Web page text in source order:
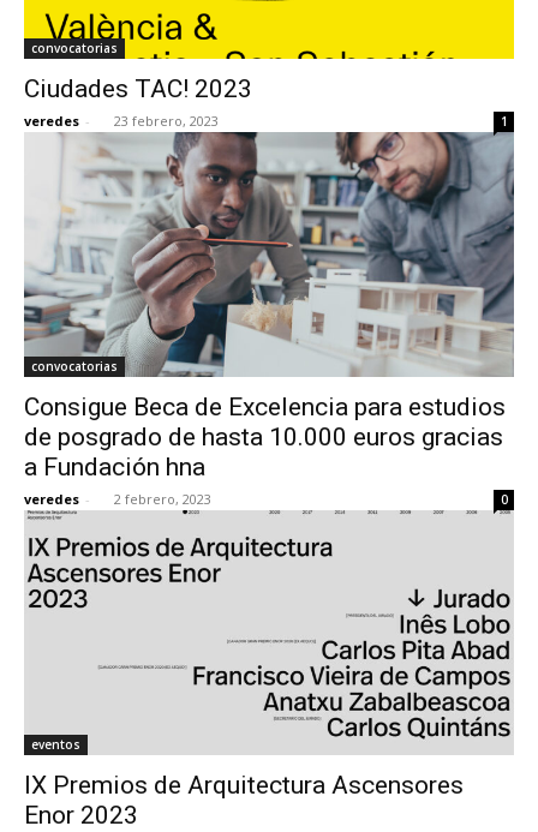
convocatorias
Ciudades TAC! 2023
veredes - 23 febrero, 2023 1
convocatorias
Consigue Beca de Excelencia para estudios
de posgrado de hasta 10.000 euros gracias
a Fundación hna
veredes - 2 febrero, 2023 0
eventos
IX Premios de Arquitectura Ascensores
Enor 2023